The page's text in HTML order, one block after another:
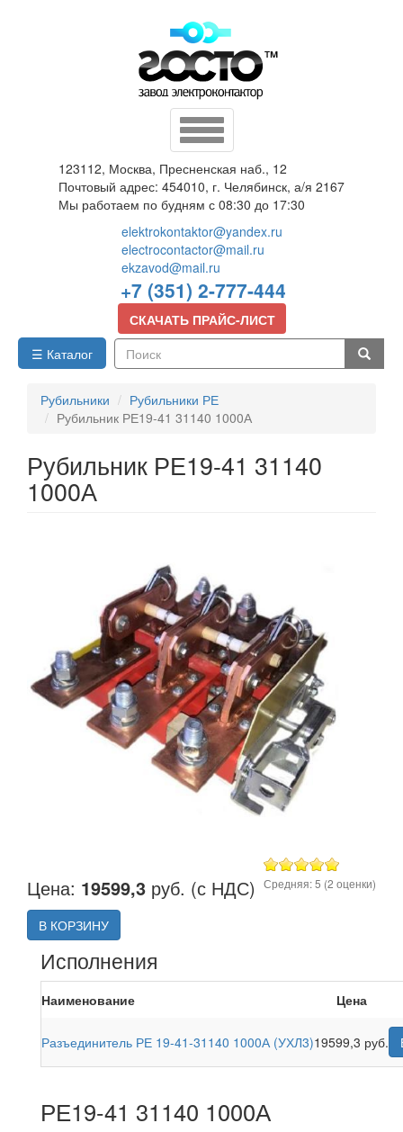
Toggle
navigation
123112, Москва, Пресненская наб., 12
Почтовый адрес: 454010, г. Челябинск, а/я 2167
Мы работаем по будням с 08:30 до 17:30
elektrokontaktor@yandex.ru
electrocontactor@mail.ru
ekzavod@mail.ru
+7 (351) 2-777-444
СКАЧАТЬ ПРАЙС-ЛИСТ
☰ Каталог
Рубильники
Рубильники РЕ
Рубильник РЕ19-41 31140 1000А
Рубильник РЕ19-41 31140
1000А
Цена: 19599,3 руб. (с НДС)
В КОРЗИНУ
Средняя:5 (2 оценки)
Исполнения
Наименование Цена
Разъединитель РЕ 19-41-31140 1000А (УХЛ3)19599,3 руб.
РЕ19-41 31140 1000А